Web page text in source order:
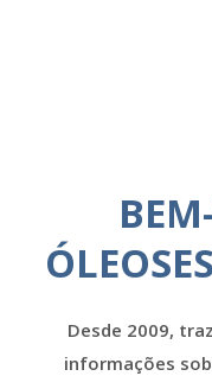
Desde 2009,
informações